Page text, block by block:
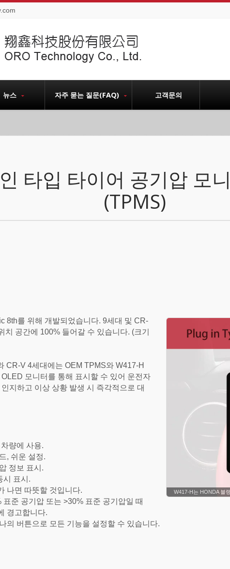
뉴스 자주 묻는 질문(FAQ) 고객문의
타입 타이어 공기압 모
(TPMS)
W417-H는 HONDA 블
8th를 위해 개발되었습니다. 9세대 및 CR-
치 공간에 100% 들어갈 수 있습니다. (크기
CR-V 4세대에는 OEM TPMS와 W417-H
모니터를 통해 표시할 수 있어 운전자
지하고 이상 상황 발생 시 즉각적으로 대
량에 사용.
, 쉬운 설정.
정보 표시.
시 표시.
나면 따뜻할 것입니다.
표준 공기압 또는 >30% 표준 공기압일 때
경고합니다.
의 버튼으로 모든 기능을 설정할 수 있습니다.